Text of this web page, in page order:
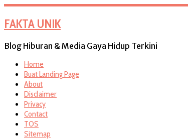
FAKTA UNIK
Blog Hiburan & Media Gaya Hidup Terkini
Home
Buat Landing Page
About
Disclaimer
Privacy
Contact
TOS
Sitemap